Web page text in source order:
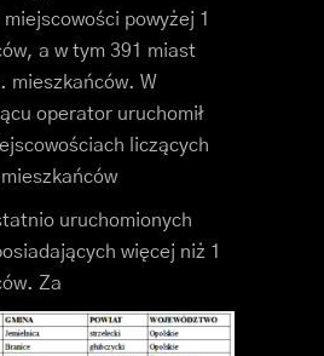
powyżej 1
a w tym 391 miast
mieszkańców. W
operator uruchomił
liczących
uruchomionych
więcej niż 1
Za